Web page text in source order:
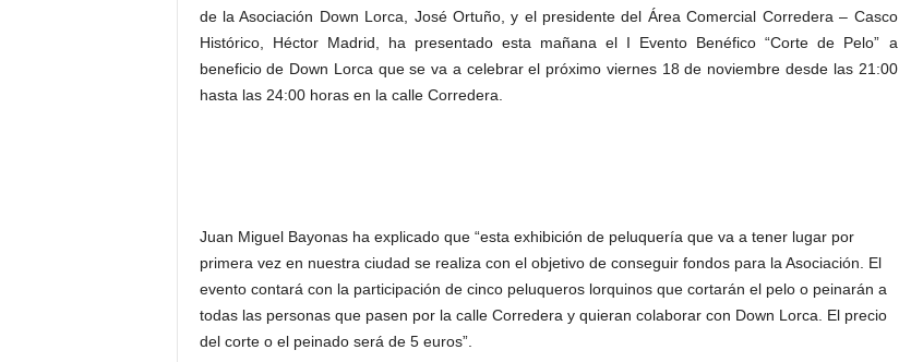
de la Asociación Down Lorca, José Ortuño, y el presidente del Área Comercial Corredera – Casco
Histórico, Héctor Madrid, ha presentado esta mañana el I Evento Benéfico “Corte de Pelo” a
beneficio de Down Lorca que se va a celebrar el próximo viernes 18 de noviembre desde las 21:00
hasta las 24:00 horas en la calle Corredera.
Juan Miguel Bayonas ha explicado que “esta exhibición de peluquería que va a tener lugar por
primera vez en nuestra ciudad se realiza con el objetivo de conseguir fondos para la Asociación. El
evento contará con la participación de cinco peluqueros lorquinos que cortarán el pelo o peinarán a
todas las personas que pasen por la calle Corredera y quieran colaborar con Down Lorca. El precio
del corte o el peinado será de 5 euros”.